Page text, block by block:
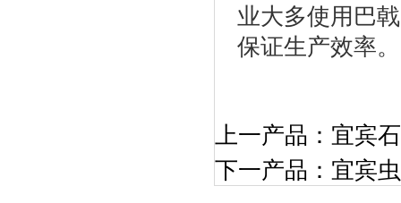
业大多使用巴
保证生产效率。
上一产品： 宜宾
下一产品： 宜宾